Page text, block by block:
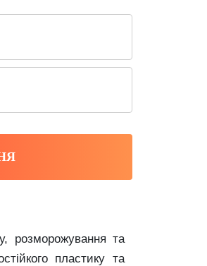
розморожування та
пластику та